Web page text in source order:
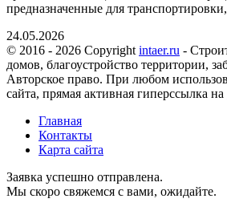
предназначенные для
24.05.2026
© 2016 - 2026 Copyright intaer.ru -
домов, благоустройство территории,
Авторское право. При любом
сайта, прямая активная гиперссылка на
Главная
Контакты
Карта сайта
Заявка успешно отправлена.
Мы скоро свяжемся с вами, ожидайте.